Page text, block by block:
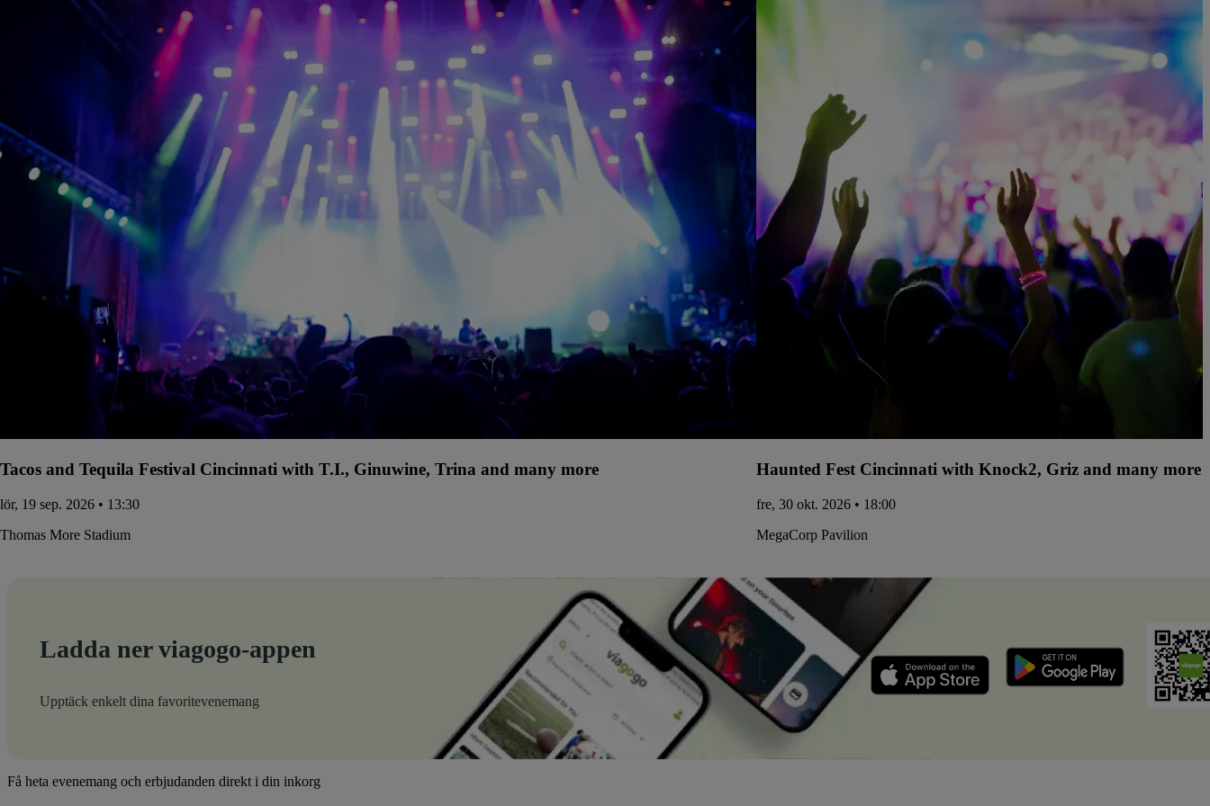
Tacos and Tequila Festival Cincinnati with T.I., Ginuwine, Trina and many more
lör, 19 sep. 2026 • 13:30
Thomas More Stadium
Haunted Fest Cincinnati with Knock2, Griz and many more
fre, 30 okt. 2026 • 18:00
MegaCorp Pavilion
Ladda ner viagogo-appen
Upptäck enkelt dina favoritevenemang
Få heta evenemang och erbjudanden direkt i din inkorg